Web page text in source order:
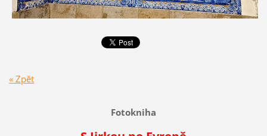
« Zpět
Fotokniha